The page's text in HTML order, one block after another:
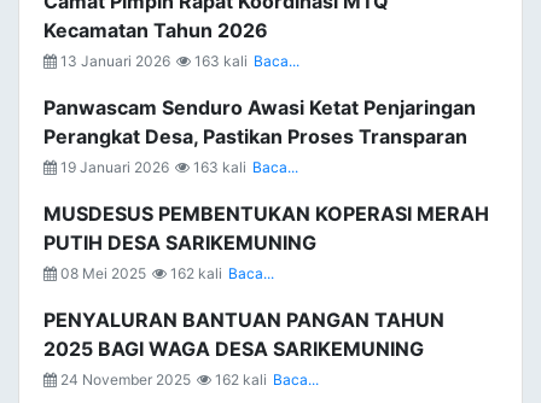
Kecamatan Tahun 2026
13 Januari 2026 163 kali Baca...
Panwascam Senduro Awasi Ketat Penjaringan
Perangkat Desa, Pastikan Proses Transparan
19 Januari 2026 163 kali Baca...
MUSDESUS PEMBENTUKAN KOPERASI MERAH
PUTIH DESA SARIKEMUNING
08 Mei 2025 162 kali Baca...
PENYALURAN BANTUAN PANGAN TAHUN
2025 BAGI WAGA DESA SARIKEMUNING
24 November 2025 162 kali Baca...